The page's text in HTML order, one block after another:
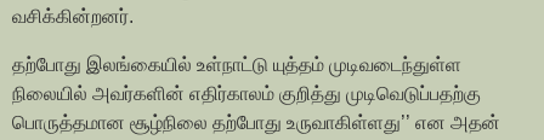
வசிக்கின்றனர்.
தற்போது இலங்கையில் உள்நாட்டு யுத்தம் முடிவடைந்துள்ள
நிலையில் அவர்களின் எதிர்காலம் குறித்து முடிவெடுப்பதற்கு
பொருத்தமான சூழ்நிலை தற்போது உருவாகிள்ளது’’ என அதன்